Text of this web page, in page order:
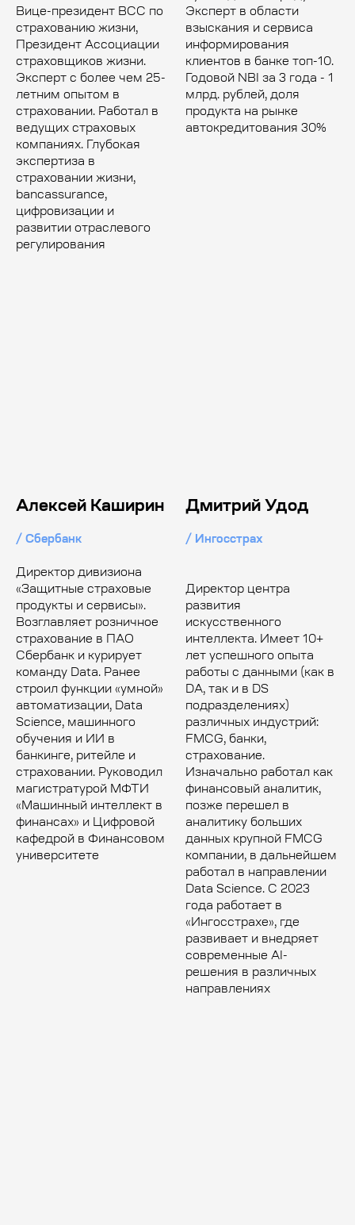
Вице-президент ВСС по
страхованию жизни,
Президент Ассоциации
страховщиков жизни.
Эксперт с более чем 25-
летним опытом в
страховании. Работал в
ведущих страховых
компаниях. Глубокая
экспертиза в
страховании жизни,
bancassurance,
цифровизации и
развитии отраслевого
регулирования
Эксперт в области
взыскания и сервиса
информирования
клиентов в банке топ-10.
Годовой NBI за 3 года - 1
млрд. рублей, доля
продукта на рынке
автокредитования 30%
Алексей Каширин
/ Сбербанк
Директор дивизиона
«Защитные страховые
продукты и сервисы».
Возглавляет розничное
страхование в ПАО
Сбербанк и курирует
команду Data. Ранее
строил функции «умной»
автоматизации, Data
Science, машинного
обучения и ИИ в
банкинге, ритейле и
страховании. Руководил
магистратурой МФТИ
«Машинный интеллект в
финансах» и Цифровой
кафедрой в Финансовом
университете
Дмитрий Удод
/ Ингосстрах
Директор центра
развития
искусственного
интеллекта. Имеет 10+
лет успешного опыта
работы с данными (как в
DA, так и в DS
подразделениях)
различных индустрий:
FMCG, банки,
страхование.
Изначально работал как
финансовый аналитик,
позже перешел в
аналитику больших
данных крупной FMCG
компании, в дальнейшем
работал в направлении
Data Science. С 2023
года работает в
«Ингосстрахе», где
развивает и внедряет
современные AI-
решения в различных
направлениях